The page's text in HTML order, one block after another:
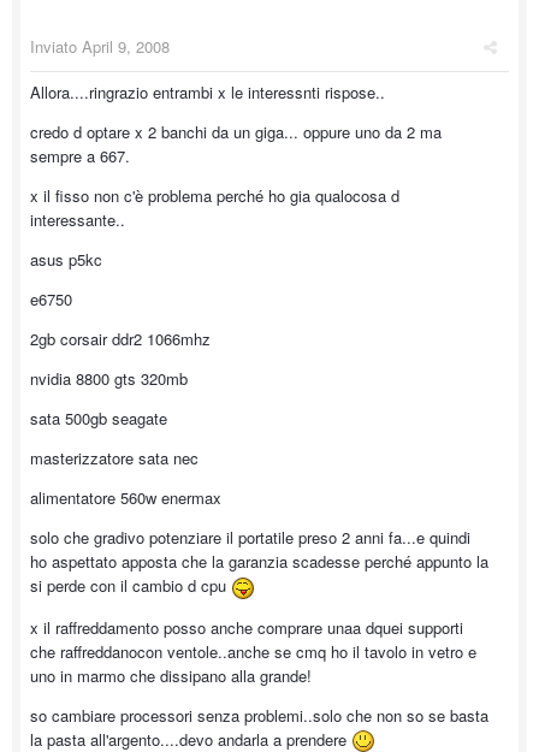
Inviato April 9, 2008
Allora....ringrazio entrambi x le interessnti rispose..
credo d optare x 2 banchi da un giga... oppure uno da 2 ma
sempre a 667.
x il fisso non c'è problema perché ho gia qualocosa d
interessante..
asus p5kc
e6750
2gb corsair ddr2 1066mhz
nvidia 8800 gts 320mb
sata 500gb seagate
masterizzatore sata nec
alimentatore 560w enermax
solo che gradivo potenziare il portatile preso 2 anni fa...e quindi
ho aspettato apposta che la garanzia scadesse perché appunto la
si perde con il cambio d cpu
x il raffreddamento posso anche comprare unaa dquei supporti
che raffreddanocon ventole..anche se cmq ho il tavolo in vetro e
uno in marmo che dissipano alla grande!
so cambiare processori senza problemi..solo che non so se basta
la pasta all'argento....devo andarla a prendere